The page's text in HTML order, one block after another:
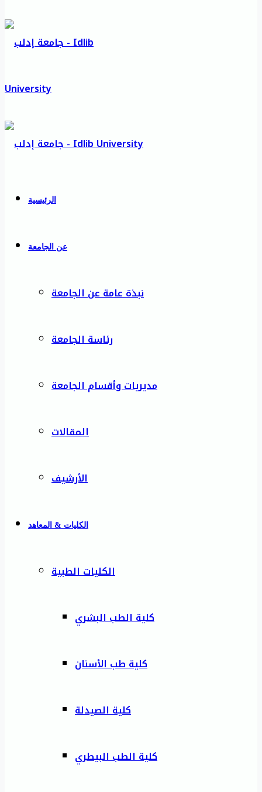
الرئيسية
عن الجامعة
نبذة عامة عن الجامعة
رئاسة الجامعة
مديريات وأقسام الجامعة
المقالات
الأرشيف
الكليات & المعاهد
الكليات الطبية
كلية الطب البشري
كلية طب الأسنان
كلية الصيدلة
كلية الطب البيطري